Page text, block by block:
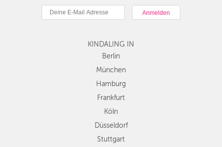
STUTTGART
HANNOVER
DRESDEN
WIEN
München
Hamburg
Köln
Düsseldorf
Stuttgart
Essen
Dresden
Nürnberg
Wien
KINDALING IN
Berlin
München
Hamburg
Frankfurt
Köln
Düsseldorf
Stuttgart